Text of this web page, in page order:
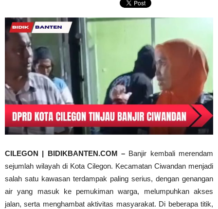
CILEGON | BIDIKBANTEN.COM – Banjir kembali merendam
sejumlah wilayah di Kota Cilegon. Kecamatan Ciwandan menjadi
salah satu kawasan terdampak paling serius, dengan genangan
air yang masuk ke pemukiman warga, melumpuhkan akses
jalan, serta menghambat aktivitas masyarakat. Di beberapa titik,